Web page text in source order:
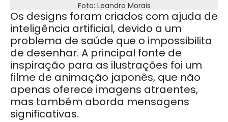
Foto: Leandro Morais
Os designs foram criados com ajuda de
inteligência artificial, devido a um
problema de saúde que o impossibilita
de desenhar. A principal fonte de
inspiração para as ilustrações foi um
filme de animação japonês, que não
apenas oferece imagens atraentes,
mas também aborda mensagens
significativas.